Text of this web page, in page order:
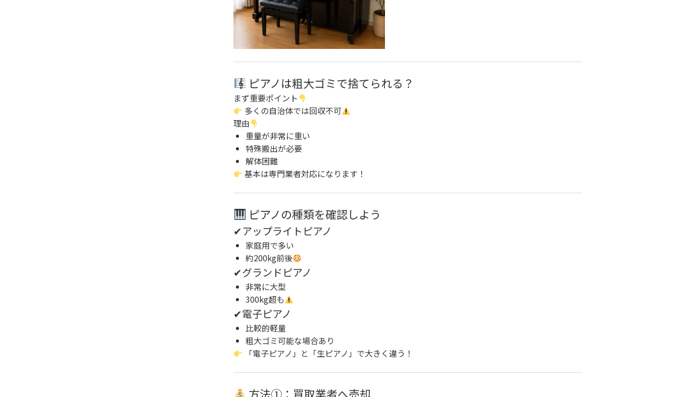
ピアノは粗大ゴミで捨てられる？
まず重要ポイント
多くの自治体では回収不可
理由
重量が非常に重い
特殊搬出が必要
解体困難
基本は専門業者対応になります！
ピアノの種類を確認しよう
✔アップライトピアノ
家庭用で多い
約200kg前後
✔グランドピアノ
非常に大型
300kg超も
✔電子ピアノ
比較的軽量
粗大ゴミ可能な場合あり
「電子ピアノ」と「生ピアノ」で大きく違う！
方法①：買取業者へ売却